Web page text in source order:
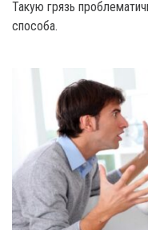
Такую грязь
способа.